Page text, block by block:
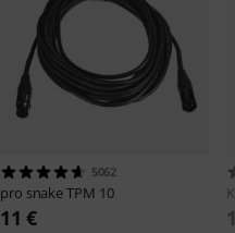
5062
pro snakeTPM 10
11 €